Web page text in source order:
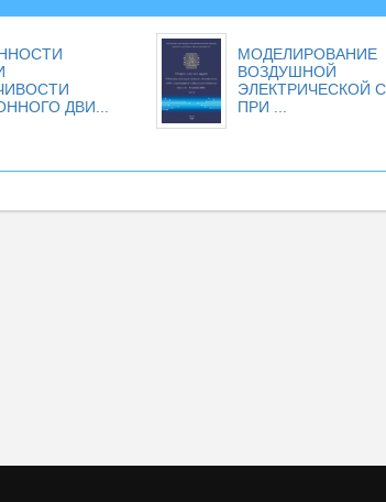
ДВИ...
МОДЕЛИРОВАНИЕ
ВОЗДУШНОЙ
ЭЛЕКТРИЧЕСКОЙ
ПРИ ...